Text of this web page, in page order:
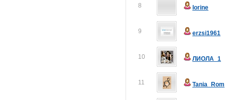
8 lorine
9 erzsi1961
10 ЛИОЛА_1
11 Tania_Rom